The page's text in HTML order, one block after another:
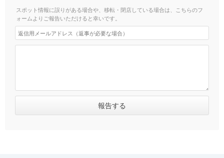
スポット情報に誤りがある場合や、移転・閉店している場合は、こちらのフ
ォームよりご報告いただけると幸いです。